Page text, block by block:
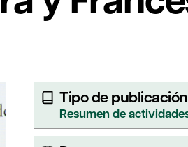
Tipo de publicación
Resumen de